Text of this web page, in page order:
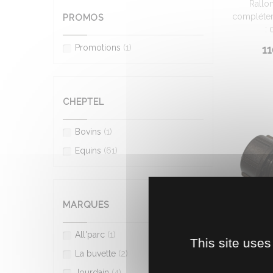
:
PROMOS
Promotions (1)
CHEPTEL
Bovins (1)
Equins (61)
MARQUES
All'parc (1)
La buvette (2)
This site